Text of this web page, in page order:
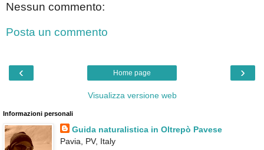
Nessun commento:
Posta un commento
‹ ›
Home page
Visualizza versione web
Informazioni personali
Guida naturalistica in Oltrepò Pavese
Pavia, PV, Italy